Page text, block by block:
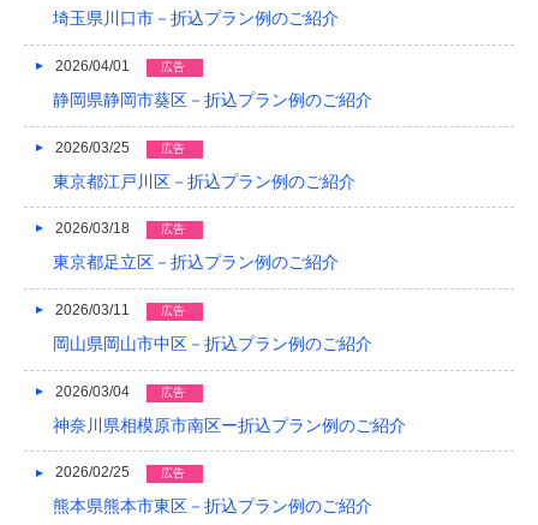
2020/08
2020/04
2019/10
2019/09
2019/08
2019/07
埼玉県川口市－折込プラン例のご紹介
2026/04/01 広告
静岡県静岡市葵区－折込プラン例のご紹介
2026/03/25 広告
東京都江戸川区－折込プラン例のご紹介
2026/03/18 広告
東京都足立区－折込プラン例のご紹介
2026/03/11 広告
岡山県岡山市中区－折込プラン例のご紹介
2026/03/04 広告
神奈川県相模原市南区ー折込プラン例のご紹介
2026/02/25 広告
熊本県熊本市東区－折込プラン例のご紹介